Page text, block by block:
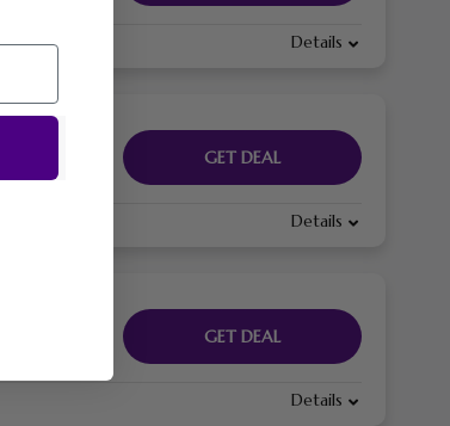
Details
GET DEAL
Details
GET DEAL
Details